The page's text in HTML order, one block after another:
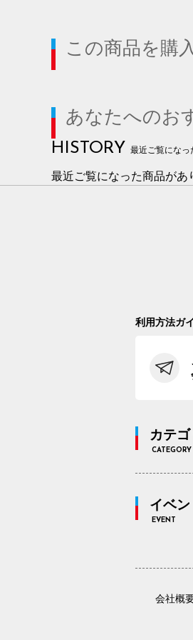
この商品を購
あなたへのお
HISTORY 最近ご覧になっ
最近ご覧になった商品があ
利用方法ガ
カテゴ
CATEGORY
イベン
EVENT
会社概